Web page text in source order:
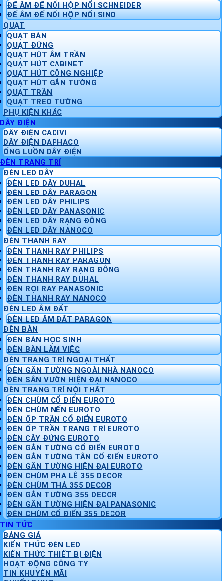
ĐẾ ÂM ĐẾ NỔI HỘP NỔI SCHNEIDER
ĐẾ ÂM ĐẾ NỔI HỘP NỔI SINO
QUẠT
QUẠT BÀN
QUẠT ĐỨNG
QUẠT HÚT ÂM TRẦN
QUẠT HÚT CABINET
QUẠT HÚT CÔNG NGHIỆP
QUẠT HÚT GẮN TƯỜNG
QUẠT TRẦN
QUẠT TREO TƯỜNG
PHỤ KIỆN KHÁC
DÂY ĐIỆN
DÂY ĐIỆN CADIVI
DÂY ĐIỆN DAPHACO
ỐNG LUỒN DÂY ĐIỆN
ĐÈN TRANG TRÍ
ĐÈN LED DÂY
ĐÈN LED DÂY DUHAL
ĐÈN LED DÂY PARAGON
ĐÈN LED DÂY PHILIPS
ĐÈN LED DÂY PANASONIC
ĐÈN LED DÂY RẠNG ĐÔNG
ĐÈN LED DÂY NANOCO
ĐÈN THANH RAY
ĐÈN THANH RAY PHILIPS
ĐÈN THANH RAY PARAGON
ĐÈN THANH RAY RẠNG ĐÔNG
ĐÈN THANH RAY DUHAL
ĐÈN RỌI RAY PANASONIC
ĐÈN THANH RAY NANOCO
ĐÈN LED ÂM ĐẤT
ĐÈN LED ÂM ĐẤT PARAGON
ĐÈN BÀN
ĐÈN BÀN HỌC SINH
ĐÈN BÀN LÀM VIỆC
ĐÈN TRANG TRÍ NGOẠI THẤT
ĐÈN GẮN TƯỜNG NGOÀI NHÀ NANOCO
ĐÈN SÂN VƯỜN HIỆN ĐẠI NANOCO
ĐÈN TRANG TRÍ NỘI THẤT
ĐÈN CHÙM CỔ ĐIỂN EUROTO
ĐÈN CHÙM NẾN EUROTO
ĐÈN ỐP TRẦN CỔ ĐIỂN EUROTO
ĐÈN ỐP TRẦN TRANG TRÍ EUROTO
ĐÈN CÂY ĐỨNG EUROTO
ĐÈN GẮN TƯỜNG CỔ ĐIỂN EUROTO
ĐÈN GẮN TƯỜNG TÂN CỔ ĐIỂN EUROTO
ĐÈN GẮN TƯỜNG HIỆN ĐẠI EUROTO
ĐÈN CHÙM PHA LÊ 355 DECOR
ĐÈN CHÙM THẢ 355 DECOR
ĐÈN GẮN TƯỜNG 355 DECOR
ĐÈN GẮN TƯỜNG HIỆN ĐẠI PANASONIC
ĐÈN CHÙM CỔ ĐIỂN 355 DECOR
TIN TỨC
BẢNG GIÁ
KIẾN THỨC ĐÈN LED
KIẾN THỨC THIẾT BỊ ĐIỆN
HOẠT ĐỘNG CÔNG TY
TIN KHUYẾN MÃI